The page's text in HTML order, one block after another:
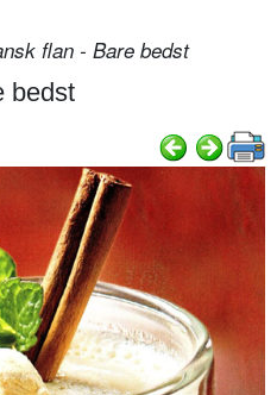
flan - Bare bedst
bedst